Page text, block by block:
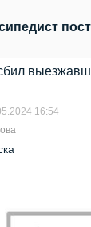
16:54